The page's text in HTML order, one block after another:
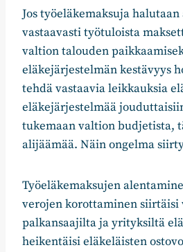
Jos työeläkemaksuja
vastaavasti työtuloista
valtion talouden
eläkejärjestelmän kestävyys
tehdä vastaavia leikkauksia
eläkejärjestelmää
tukemaan valtion budjetista,
alijäämää. Näin ongelma
Työeläkemaksujen
verojen korottaminen siirtäisi
palkansaajilta ja yrityksiltä
heikentäisi eläkeläisten